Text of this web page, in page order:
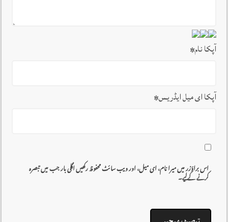
آپکا نام*
آپکا ای میل ایڈریس*
اس براؤزر میں میرا نام، ای میل، اور ویب سائٹ محفوظ رکھیں اگلی بار جب میں تبصرہ
کرنے کےلیے۔